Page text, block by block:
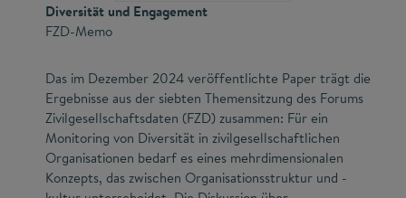
Diversität und Engagement
FZD-Memo
Das im Dezember 2024 veröffentlichte Paper trägt die
Ergebnisse aus der siebten Themensitzung des Forums
Zivilgesellschaftsdaten (FZD) zusammen: Für ein
Monitoring von Diversität in zivilgesellschaftlichen
Organisationen bedarf es eines mehrdimensionalen
Konzepts, das zwischen Organisationsstruktur und -